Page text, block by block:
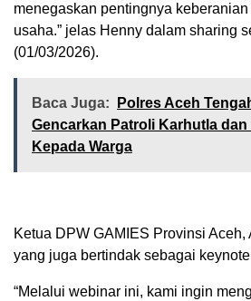
menegaskan pentingnya
usaha.” jelas Henny dalam sharing
(01/03/2026).
Baca Juga:
Polres Aceh
Gencarkan Patroli Karhutla
Kepada Warga
Ketua DPW GAMIES Provinsi Aceh,
yang juga bertindak sebagai
“Melalui webinar ini, kami ingin